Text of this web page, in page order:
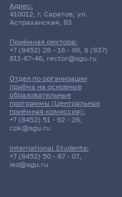
Адрес:
410012, г. Саратов, ул.
Астраханская, 83
Приёмная ректора:
+7 (8452) 26 - 16 - 96, 8 (937)
811-67-46, rector@sgu.ru
Отдел по организации
приёма на основные
образовательные
программы (Центральная
приёмная комиссия):
+7 (8452) 51 - 92 - 26,
cpk@sgu.ru
International Students:
+7 (8452) 50 - 87 - 07,
ied@sgu.ru